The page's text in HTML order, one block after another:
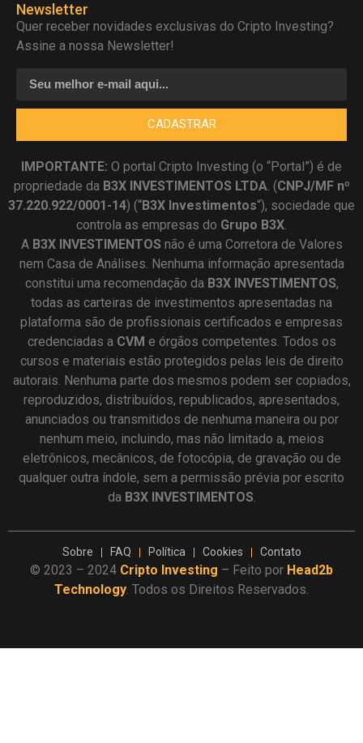
Newsletter
Quer receber novidades exclusivas do Cripto Investing?
Assine a nossa Newsletter!
CADASTRAR
IMPORTANTE: O portal Cripto Investing (o “Portal”) é de
propriedade da B3X INVESTIMENTOS LTDA . (CNPJ/MF nº
37.220.922/0001-14) (“B3X Investimentos“), sociedade que
controla as empresas do Grupo B3X
A B3X INVESTIMENTOS não é uma Corretora de Valores
nem Casa de Análises. Nenhuma informação apresentada
constitui uma recomendação da B3X INVESTIMENTOS,
todas as carteiras de investimentos apresentadas na
plataforma são de profissionais certificados e empresas
credenciadas a CVM e órgãos competentes. Todos os
cursos e materiais estão protegidos pelas leis de direito
autorais. Nenhuma parte dos mesmos podem ser copiados,
reproduzidos, distribuídos, republicados, apresentados,
anunciados ou transmitidos de nenhuma maneira ou por
nenhum meio, incluindo, mas não limitado a, meios
eletrônicos, mecânicos, de fotocópia, de gravação ou de
qualquer outra índole, sem a permissão prévia por escrito
da B3X INVESTIMENTOS
Sobre FAQ Política Cookies Contato
© 2023 – 2024 Cripto Investing – Feito por Head2b
Technology. Todos os Direitos Reservados.